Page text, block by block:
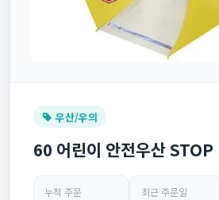
우산/우의
60 어린이 안전우산 STOP
누적 주문 최근 주문일